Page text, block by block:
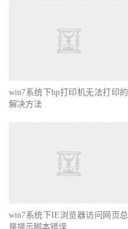
win7系统下hp打印机无法打印的
解决方法
win7系统下IE浏览器访问网页总
是提示脚本错误